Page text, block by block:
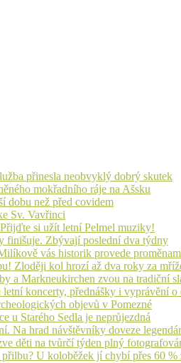
přinesla neobvyklý dobrý skutek
mokřadního ráje na Ašsku
dobu než před covidem
Sv. Vavřinci
si užít letní Pelmel muziky!
finišuje. Zbývají poslední dva týdny
vás historik provede
Zloději kol hrozí až dva roky za
a Markneukirchen zvou na tradiční
koncerty, přednášky i vyprávění o
objevů v Pomezné
u Starého Sedla je neprůjezdná
Na hrad návštěvníky doveze
děti na tvůrčí týden plný
U koloběžek jí chybí přes 60 %